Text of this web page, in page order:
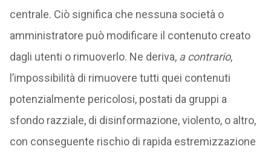
centrale. Ciò significa che nessuna società o
amministratore può modificare il contenuto creato
dagli utenti o rimuoverlo. Ne deriva, a contrario,
l’impossibilità di rimuovere tutti quei contenuti
potenzialmente pericolosi, postati da gruppi a
sfondo razziale, di disinformazione, violento, o altro,
con conseguente rischio di rapida estremizzazione